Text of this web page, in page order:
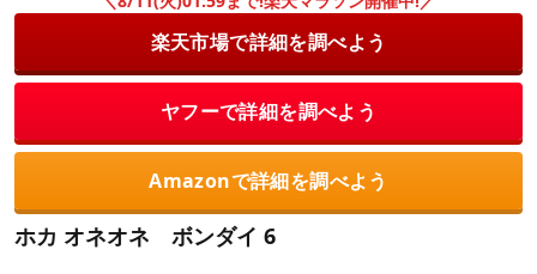
楽天市場で詳細を調べよう
ヤフーで詳細を調べよう
Amazonで詳細を調べよう
ホカ オネオネ ボンダイ 6